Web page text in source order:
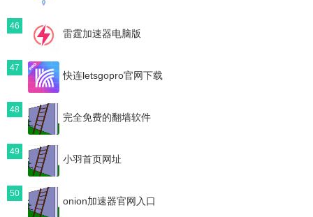
46
雷霆加速器电脑版
47
快连letsgopro官网下载
48
完全免费的翻墙软件
49
小羽首页网址
50
onion加速器官网入口